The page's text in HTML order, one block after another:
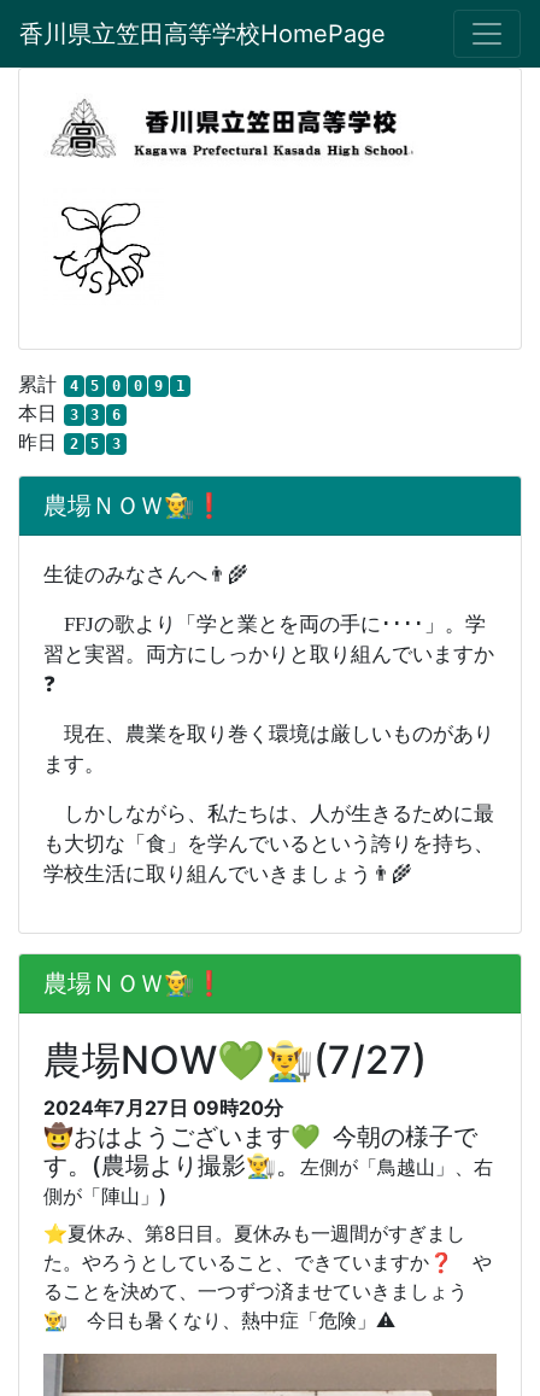
香川県立笠田高等学校HomePage
累計 4 5 0 0 9 1
本日 3 3 6
昨日 2 5 3
農場ＮＯＷ👨‍🌾❗️
生徒のみなさんへ👨‍🌾
FFJの歌より「学と業とを両の手に････」。学
習と実習。両方にしっかりと取り組んでいますか
❓
現在、農業を取り巻く環境は厳しいものがあり
ます。
しかしながら、私たちは、人が生きるために最
も大切な「食」を学んでいるという誇りを持ち、
学校生活に取り組んでいきましょう👨‍🌾
農場ＮＯＷ👨‍🌾❗️
農場NOW💚👨‍🌾(7/27)
2024年7月27日 09時20分
🤠おはようございます💚 今朝の様子で
す。(農場より撮影👨‍🌾。
左側が「鳥越山」、右
側が「陣山」)
⭐️夏休み、第8日目。夏休みも一週間がすぎまし
た。やろうとしていること、できていますか❓ や
ることを決めて、一つずつ済ませていきましょう
👨‍🌾 今日も暑くなり、熱中症「危険」⚠️